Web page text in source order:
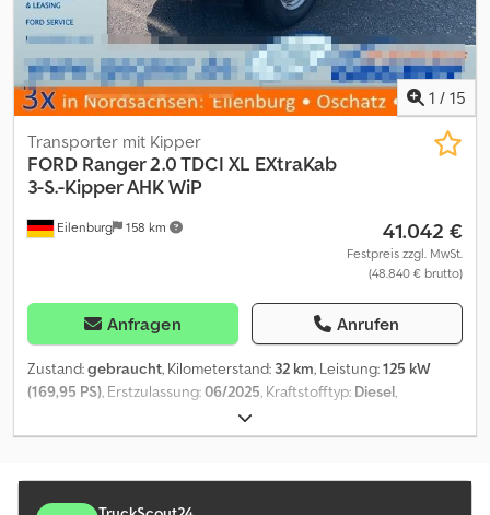
1 / 15
Eilenburg 158 km
Transporter mit Kipper
FORD Ranger 2.0 TDCI XL EXtraKab
3-S.-Kipper AHK WiP
41.042 €
Festpreis zzgl. MwSt.
(48.840 € brutto)
Anfragen Anrufen
Zustand:gebraucht, Kilometerstand: 32 km, Leistung:125 kW
(169,95 PS) , Erstzulassung:06/2025 , Kraftstofftyp: Diesel
, Farbe:Schwarz
mechanisch, Emissionsklasse:Euro6, Anzahl der Sitzplätze:4,
Laderaumhöhe:350 mm, Ausstattung:ABS, Allradantrieb,
Elektronisches Stabilitätsprogramm (ESP), Klimaanlage,